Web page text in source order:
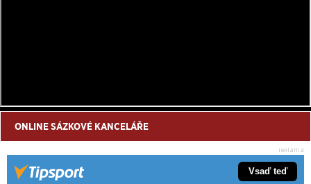
ONLINE SÁZKOVÉ KANCELÁŘE
Vsaď teď